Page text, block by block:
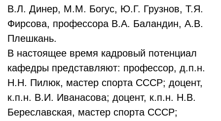
В.Л. Динер, М.М. Богус, Ю.Г. Грузнов, Т.Я.
Фирсова, профессора В.А. Баландин, А.В.
Плешкань.
В настоящее время кадровый потенциал
кафедры представляют: профессор, д.п.н.
Н.Н. Пилюк, мастер спорта СССР; доцент,
к.п.н. В.И. Иванасова; доцент, к.п.н. Н.В.
Береславская, мастер спорта СССР;